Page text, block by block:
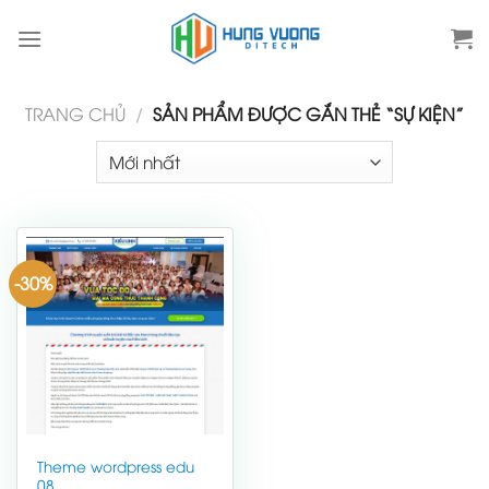
TRANG CHỦ / SẢN PHẨM ĐƯỢC GẮN THẺ “SỰ KIỆN”
-30%
Theme wordpress edu
08